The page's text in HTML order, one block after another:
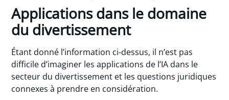
Applications dans le domaine
du divertissement
Étant donné l’information ci-dessus, il n’est pas
difficile d’imaginer les applications de l’IA dans le
secteur du divertissement et les questions juridiques
connexes à prendre en considération.